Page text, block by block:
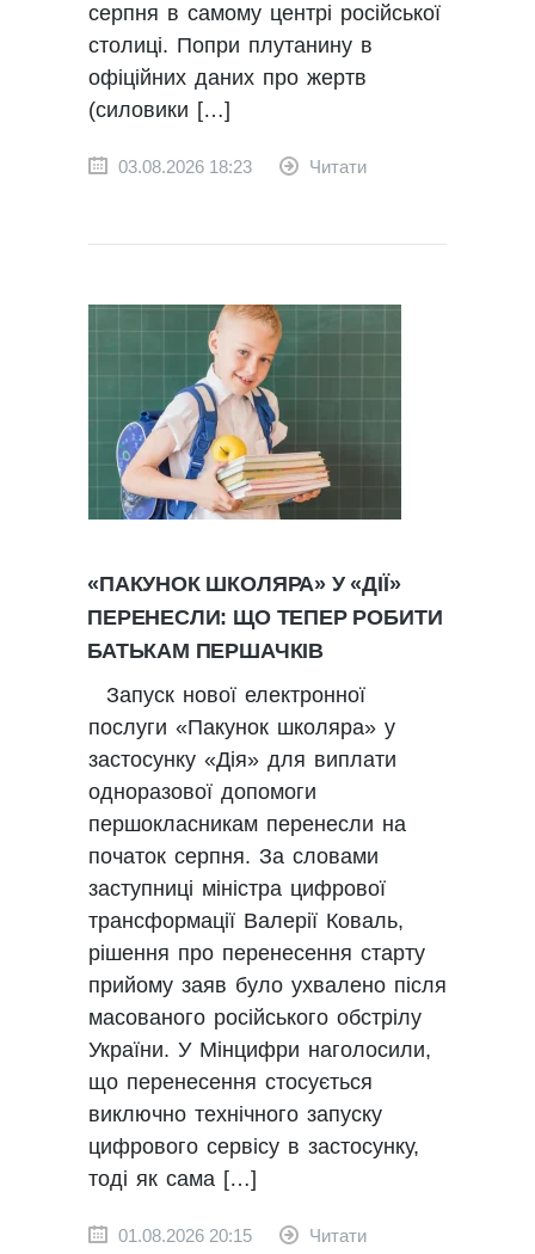
серпня в самому центрі російської
столиці. Попри плутанину в
офіційних даних про жертв
(силовики […]
03.08.2026 18:23 Читати
«ПАКУНОК ШКОЛЯРА» У «ДІЇ»
ПЕРЕНЕСЛИ: ЩО ТЕПЕР РОБИТИ
БАТЬКАМ ПЕРШАЧКІВ
Запуск нової електронної
послуги «Пакунок школяра» у
застосунку «Дія» для виплати
одноразової допомоги
першокласникам перенесли на
початок серпня. За словами
заступниці міністра цифрової
трансформації Валерії Коваль,
рішення про перенесення старту
прийому заяв було ухвалено після
масованого російського обстрілу
України. У Мінцифри наголосили,
що перенесення стосується
виключно технічного запуску
цифрового сервісу в застосунку,
тоді як сама […]
01.08.2026 20:15 Читати